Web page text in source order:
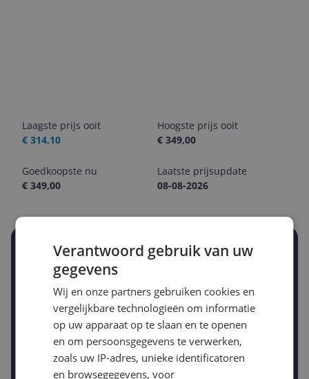
Laagste prijs ooit
€ 314,10
Hoogste prijs ooit
€ 349,00
Goedkoopste nu
€ 349,00
Laatste prijsupdate
08-08-2026
Stel een alert in en mis geen prijsdaling
Krijg een seintje zodra de prijs zakt
Jouw e-mailadres
Gewenste daling of bedrag
-5% -10% -15%
Gewenste prijs
€
Verantwoord gebruik van uw
gegevens
Wij en onze partners gebruiken cookies en
vergelijkbare technologieën om informatie
op uw apparaat op te slaan en te openen
en om persoonsgegevens te verwerken,
zoals uw IP-adres, unieke identificatoren
en browsegegevens, voor